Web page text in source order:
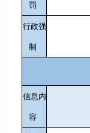
罚
行政强
制
信息内
容